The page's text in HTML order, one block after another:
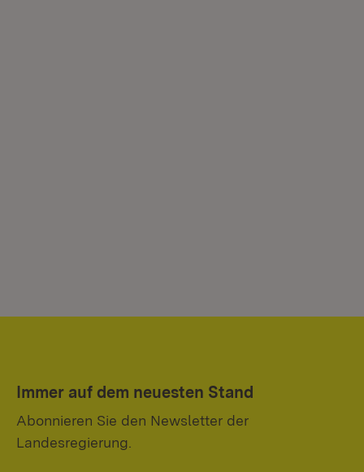
Immer auf dem neuesten Stand
Abonnieren Sie den Newsletter der
Landesregierung.